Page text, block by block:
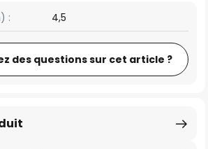
: 4,5
des questions sur cet article ?